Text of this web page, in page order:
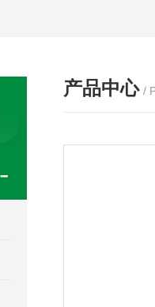
产品中心 /